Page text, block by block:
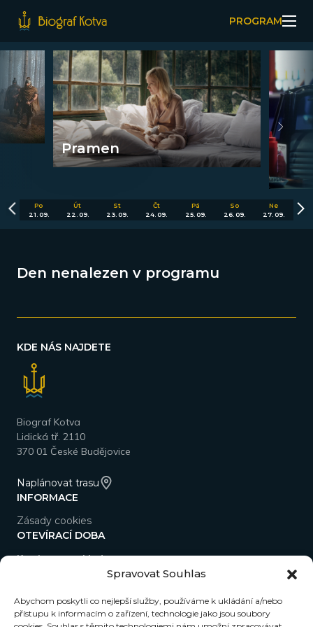
Spravovat Souhlas
Abychom poskytli co nejlepší služby, používáme k ukládání a/nebo
přístupu k informacím o zařízení, technologie jako jsou soubory
PROGRAM
Pramen
Po
21. 09.
Út
22. 09.
St
23. 09.
Čt
24. 09.
Pá
25. 09.
So
26. 09.
Ne
27. 09.
Den nenalezen v programu
KDE NÁS NAJDETE
Biograf Kotva
Lidická tř. 2110
370 01 České Budějovice
Naplánovat trasu
INFORMACE
Zásady cookies
OTEVÍRACÍ DOBA
Kavárna a pokladna
Ne 15.00–22.00
NEWSLETTER